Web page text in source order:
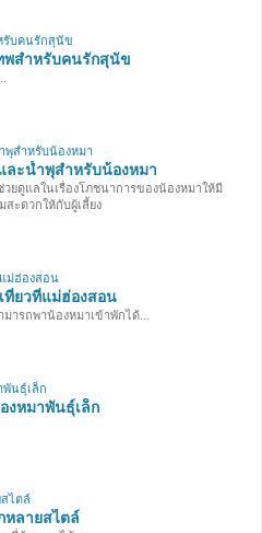
พสำหรับคนรักสุนัข
ละน้ำพุสำหรับน้องหมา
ยดูแลในเรื่องโภชนาการของน้องหมาให้มี
ะดวกให้กับผู้เลี้ยง
ที่ยวที่แม่ฮ่องสอน
ารถพาน้องหมาเข้าพักได้...
งหมาพันธุ์เล็ก
หลายสไตล์